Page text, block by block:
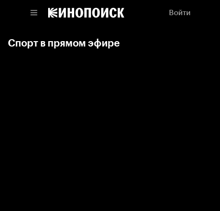
Войти
Спорт в прямом эфире